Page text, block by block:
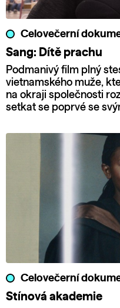
Celovečerní
Sang: Dítě prachu
Podmanivý film plný
vietnamského muže,
na okraji společnosti
setkat se poprvé se
Celovečerní
Stínová akademie